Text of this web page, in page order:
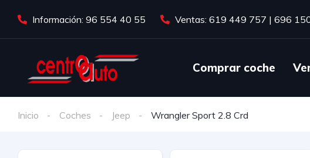
Información: 96 554 40 55 Ventas: 619 449 757 | 696
Comprar coche
Inicio Coches Jeep Wrangler Sport 2.8 Crd